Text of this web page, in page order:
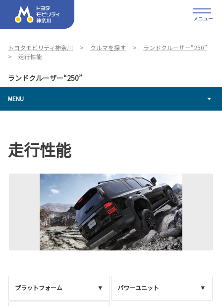
メニュー
トヨタモビリティ神奈川 クルマを探す
ランドクルーザー“250”
走行性能
ランドクルーザー“250”
MENU
走行性能
プラットフォーム パワーユニット